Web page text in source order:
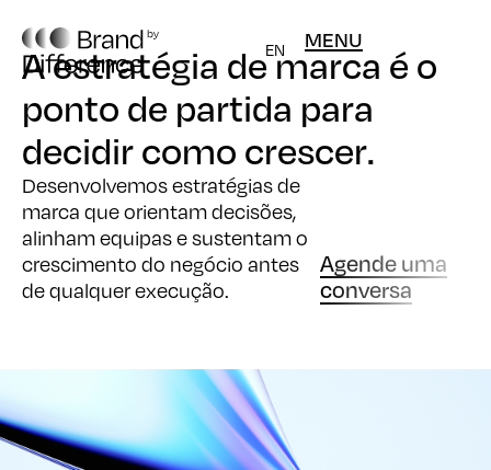
EN MENU
A estratégia de marca é o
ponto de partida para
decidir como crescer.
Desenvolvemos estratégias de
marca que orientam decisões,
alinham equipas e sustentam o
crescimento do negócio antes
de qualquer execução.
Agende uma
conversa